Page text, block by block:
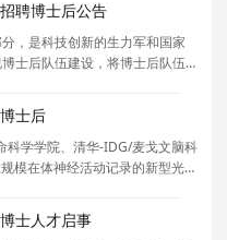
聘博士后公告
，是科技创新的生力军和国家
士后队伍建设，将博士后队伍
谋划、统一部署、统一推进，
效能倍增
士后
科学学院、清华-IDG/麦戈文脑科
模在体神经活动记录的新型光学
线介观显微成像系统以及神经
科学
士人才启事